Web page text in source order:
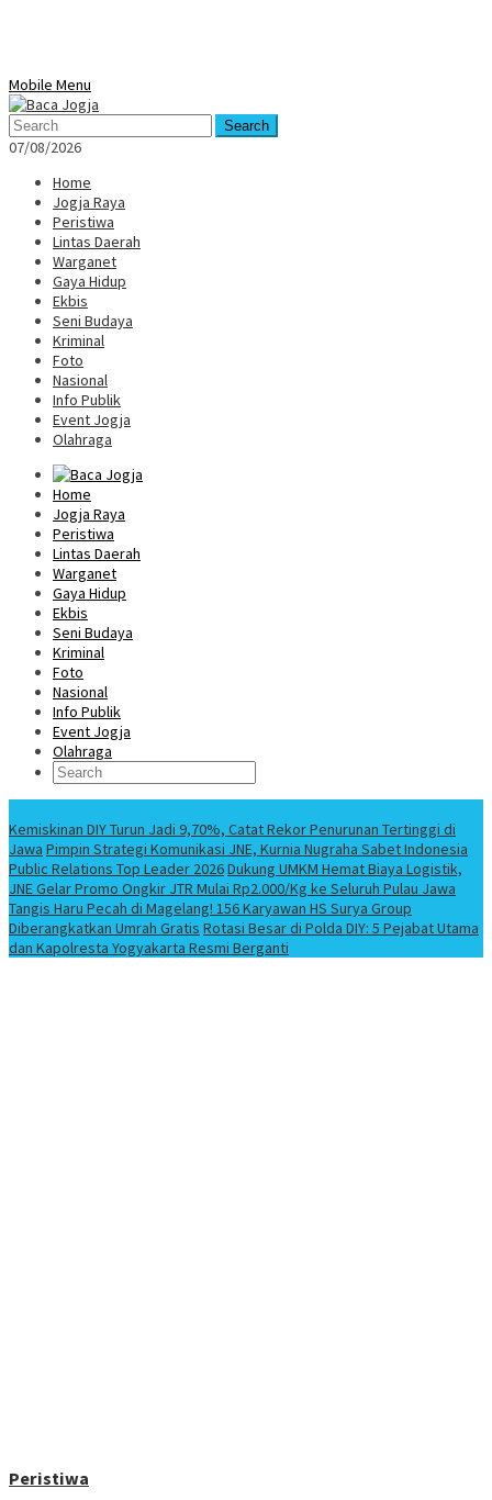
Mobile Menu
Search
07/08/2026
Home
Jogja Raya
Peristiwa
Lintas Daerah
Warganet
Gaya Hidup
Ekbis
Seni Budaya
Kriminal
Foto
Nasional
Info Publik
Event Jogja
Olahraga
Home
Jogja Raya
Peristiwa
Lintas Daerah
Warganet
Gaya Hidup
Ekbis
Seni Budaya
Kriminal
Foto
Nasional
Info Publik
Event Jogja
Olahraga
Kemiskinan DIY Turun Jadi 9,70%, Catat Rekor Penurunan Tertinggi di
Jawa Pimpin Strategi Komunikasi JNE, Kurnia Nugraha Sabet Indonesia
Public Relations Top Leader 2026Dukung UMKM Hemat Biaya Logistik,
JNE Gelar Promo Ongkir JTR Mulai Rp2.000/Kg ke Seluruh Pulau Jawa
Tangis Haru Pecah di Magelang! 156 Karyawan HS Surya Group
Diberangkatkan Umrah Gratis Rotasi Besar di Polda DIY: 5 Pejabat Utama
dan Kapolresta Yogyakarta Resmi Berganti
Peristiwa